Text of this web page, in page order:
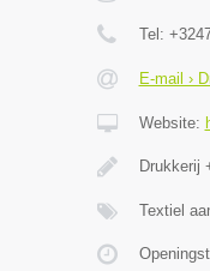
Tel:
E-mail ›
Website:
Drukkerij
Textiel